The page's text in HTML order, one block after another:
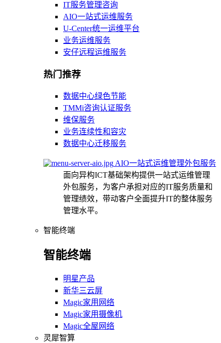
IT服务管理咨询
AIO一站式运维服务
U-Center统一运维平台
业务运维服务
安仔远程运维服务
热门推荐
数据中心绿色节能
TMMi咨询认证服务
维保服务
业务连续性和容灾
数据中心迁移服务
AIO一站式运维管理外包服务
面向异构ICT基础架构提供一站式运维管理
外包服务，为客户承担对应的IT服务质量和
管理绩效，带动客户全面提升IT的整体服务
管理水平。
智能终端
智能终端
明星产品
新华三云屏
Magic家用网络
Magic家用摄像机
Magic全屋网络
灵犀智算